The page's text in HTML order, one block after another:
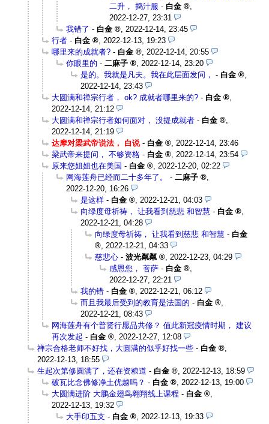
二升， 捣汁服 - 白金
2022-12-27, 23:31
我错了 - 白金
2022-12-14, 23:45
行者 - 白金
2022-12-13, 19:23
哪里来的成就者? - 白金
2022-12-14, 20:55
你眼里的 - 二麻子
2022-12-14, 23:20
是的。我就是凡夫。我在此层面发问， - 白金
2022-12-14, 23:43
大圆满和禅宗行者， ok? 成就者哪里来的? - 白金
2022-12-14, 21:12
大圆满和禅宗行者如何面对， 没提成就者 - 白金
2022-12-14, 21:19
达摩对梁武帝说法， 白说- 白金
2022-12-14, 23:46
梁武帝来提问， 不够资格 - 白金
2022-12-14, 23:54
原来您姐姐也在美国 - 白金
2022-12-20, 02:22
网海莲舟已经而二十多年了。
- 二麻子
2022-12-20, 16:26
是这样 - 白金
2022-12-21, 04:03
向绿度母祈祷， 让我看到慈悲 和智慧 - 白金
2022-12-21, 04:28
向绿度母祈祷， 让我看到慈悲 和智慧 - 白金
2022-12-21, 04:33
慈悲心 - 波光粼粼
2022-12-23, 04:29
感恩您， 菩萨 - 白金
2022-12-27, 22:21
我的错 - 白金
2022-12-21, 06:12
而且我最后受到的教育是法国的 - 白金
2022-12-21, 08:43
网海莲舟有个普贤行愿品共修？ 值此新冠疫情时期， 建议
再次发起 - 白金
2022-12-27, 12:08
禅宗合格老师不好找，大圆满的似乎好找一些 - 白金
2022-12-13, 18:55
生起次第修圆满了，还在资粮道 - 白金
2022-12-13, 18:59
破瓦比念佛修净土优越吗？ - 白金
2022-12-13, 19:00
大圆满进阶 大鹏金翅鸟翱翔线上课程 - 白金
2022-12-13, 19:32
大手印五支 - 白金
2022-12-13, 19:33